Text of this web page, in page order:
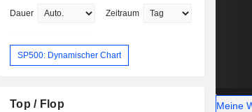
Dauer Zeitraum
SP500: Dynamischer Chart
Top / Flop Meine